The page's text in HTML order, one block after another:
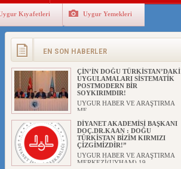
Kıyafetleri Uygur Yemekleri
EN SON HABERLER
ANAHTAR PARTİ GENEL
BAŞKANI AĞIRALİOĞLU : ÇİN’İN
UYGUR SOYKIRIMI BİR
HAKİKATTIR!
UYGUR HABER VE ARAŞTIRMA
ÇİN’İN DOĞU TÜRKİSTAN’DAKİ
UYGULAMALARI SİSTEMATİK
POSTMODERN BİR
SOYKIRIMDIR!
UYGUR HABER VE ARAŞTIRMA
ME...
DİYANET AKADEMİSİ BAŞKANI
DOÇ.DR.KAAN : DOĞU
TÜRKİSTAN BİZİM KIRMIZI
ÇİZGİMİZDİR!”
UYGUR HABER VE ARAŞTIRMA
MERKEZİ(UYHAM) 19...